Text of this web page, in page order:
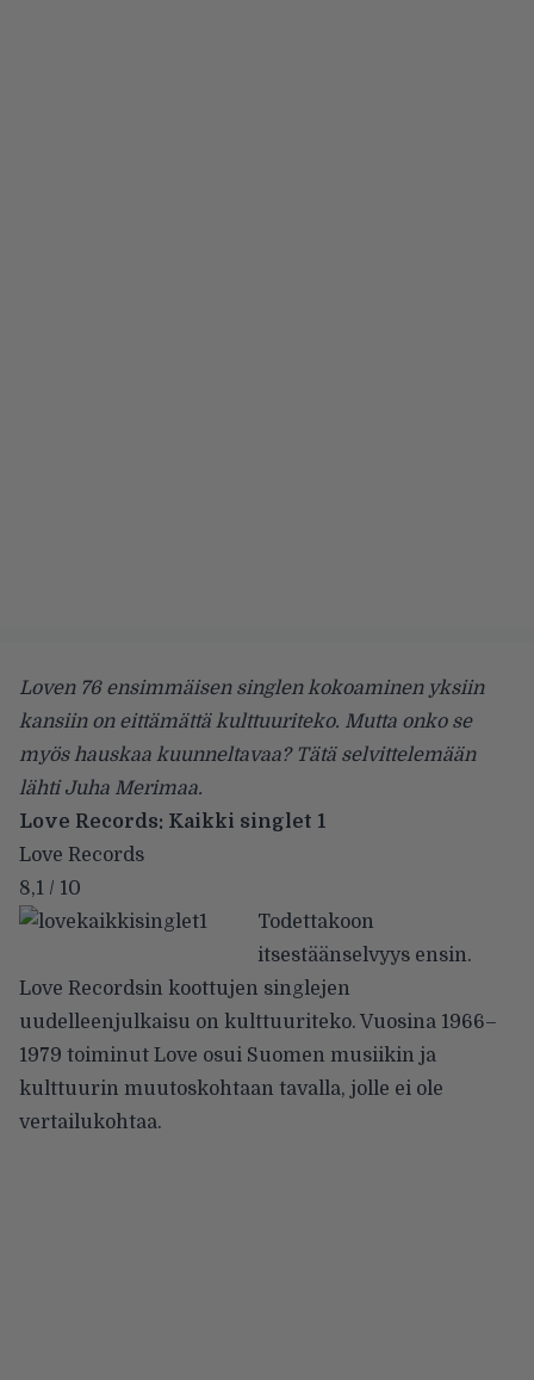
Loven 76 ensimmäisen singlen kokoaminen yksiin
kansiin on eittämättä kulttuuriteko. Mutta onko se
myös hauskaa kuunneltavaa? Tätä selvittelemään
lähti Juha Merimaa.
Love Records: Kaikki singlet 1
Love Records
8,1 / 10
Todettakoon
itsestäänselvyys ensin.
Love Recordsin koottujen singlejen
uudelleenjulkaisu on kulttuuriteko. Vuosina 1966–
1979 toiminut Love osui Suomen musiikin ja
kulttuurin muutoskohtaan tavalla, jolle ei ole
vertailukohtaa.